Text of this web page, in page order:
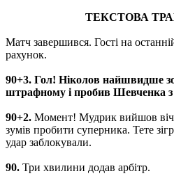
ТЕКСТОВА
Матч завершився. Гості на
рахунок.
90+3. Гол! Ніколов найшвидше
штрафному і пробив Шевченка з
90+2. Момент! Мудрик вийшов віч-
зумів пробити суперника. Тете
удар заблокували.
90. Три хвилини додав арбітр.